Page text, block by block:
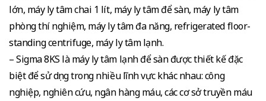
lớn, máy ly tâm chai 1 lít, máy ly tâm để sàn, máy ly tâm
phòng thí nghiệm, máy ly tâm đa năng, refrigerated floor-
standing centrifuge, máy ly tâm lạnh.
– Sigma 8KS là máy ly tâm lạnh để sàn được thiết kế đặc
biệt để sử dụng trong nhiều lĩnh vực khác nhau: công
nghiệp, nghiên cứu, ngân hàng máu, các cơ sở truyền máu